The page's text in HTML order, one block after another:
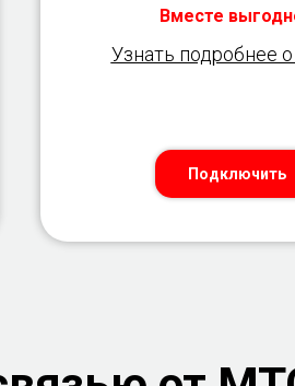
Вместе
Узнать подробнее
Подключить